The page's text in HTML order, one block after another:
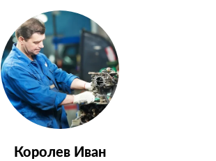
Королев Иван